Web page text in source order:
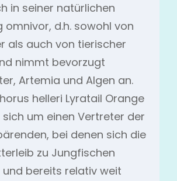
in seiner natürlichen
omnivor, d.h. sowohl von
als auch von tierischer
nimmt bevorzugt
Artemia und Algen an.
helleri Lyratail Orange
um einen Vertreter der
bei denen sich die
zu Jungfischen
und bereits relativ weit